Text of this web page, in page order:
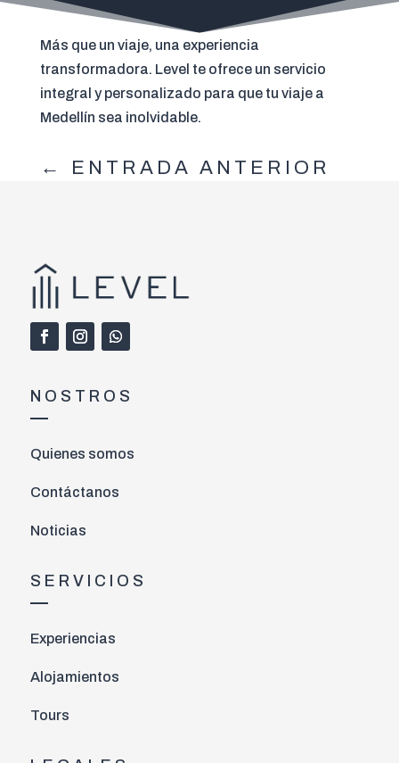
Más que un viaje, una experiencia
transformadora. Level te ofrece un servicio
integral y personalizado para que tu viaje a
Medellín sea inolvidable.
← ENTRADA ANTERIOR
NOSTROS
Quienes somos
Contáctanos
Noticias
SERVICIOS
Experiencias
Alojamientos
Tours